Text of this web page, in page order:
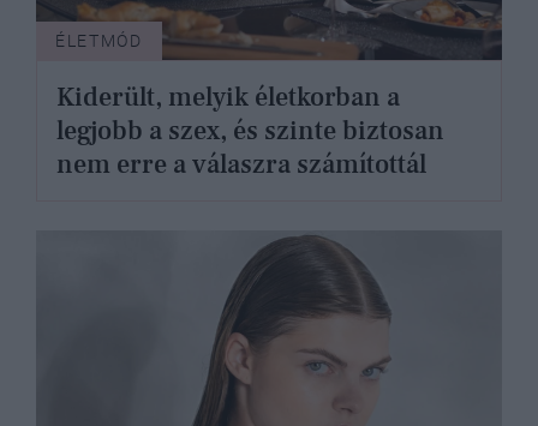
ÉLETMÓD
Kiderült, melyik életkorban a
legjobb a szex, és szinte biztosan
nem erre a válaszra számítottál